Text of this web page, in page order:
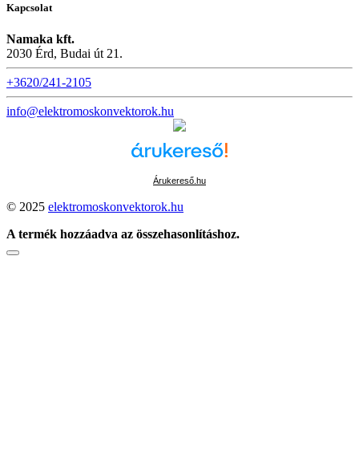
Kapcsolat
Namaka kft.
2030 Érd, Budai út 21.
+3620/241-2105
info@elektromoskonvektorok.hu
Árukereső.hu
© 2025 elektromoskonvektorok.hu
A termék hozzáadva az összehasonlításhoz.